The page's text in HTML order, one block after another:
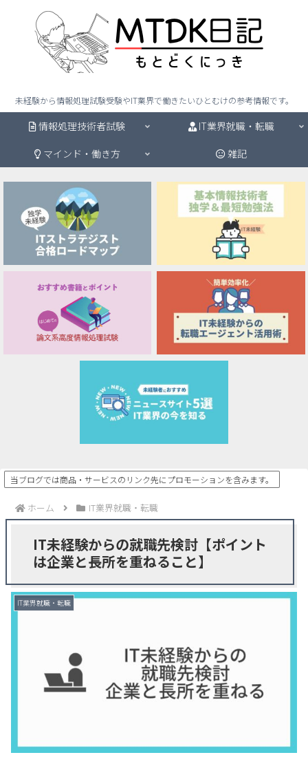
未経験から情報処理試験受験やIT業界で働きたいひとむけの参考情報です。
情報処理技術者試験
IT業界就職・転職
マインド・働き方
雑記
当ブログでは商品・サービスのリンク先にプロモーションを含みます。
ホーム IT業界就職・転職
IT未経験からの就職先検討【ポイント
は企業と長所を重ねること】
IT業界就職・転職